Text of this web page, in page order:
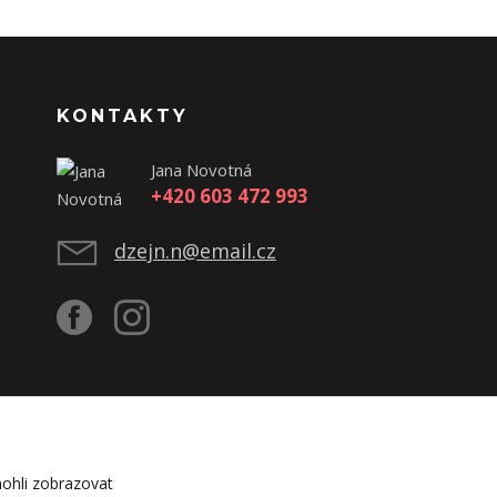
KONTAKTY
Jana Novotná
+420 603 472 993
dzejn.n@email.cz
zobrazovat